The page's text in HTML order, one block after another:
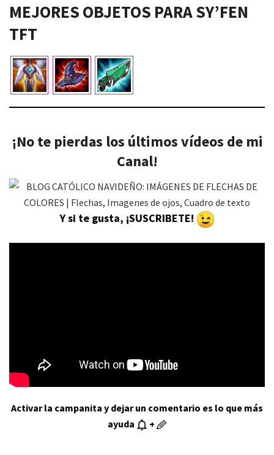
MEJORES OBJETOS PARASY’FEN
TFT
¡No te pierdas los últimos vídeos de mi
Canal!
Y si te gusta, ¡SUSCRIBETE!
Activar la campanita y dejar un comentario es lo que más
ayuda
+